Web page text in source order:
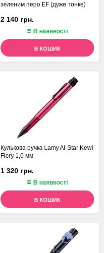
зеленим перо EF (дуже тонке)
2 140 грн.
В наявності
В КОШИК
Кулькова ручка Lamy Al-Star Kewi
Fiery 1,0 мм
1 320 грн.
В наявності
В КОШИК